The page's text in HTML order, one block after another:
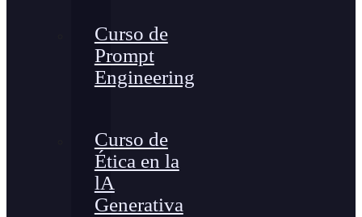
Curso de
Prompt
Engineering
Curso de
Ética en la
lA
Generativa